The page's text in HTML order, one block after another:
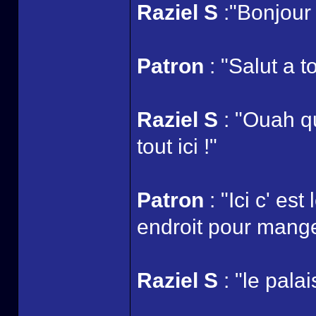
Raziel S
Patron : "Salut a
Raziel S : "Ouah
tout ici !"
Patron : "Ici c' est
endroit pour
Raziel S : "le